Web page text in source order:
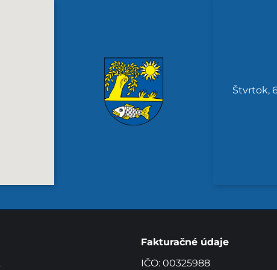
Štvrtok,
Fakturačné údaje
IČO: 00325988